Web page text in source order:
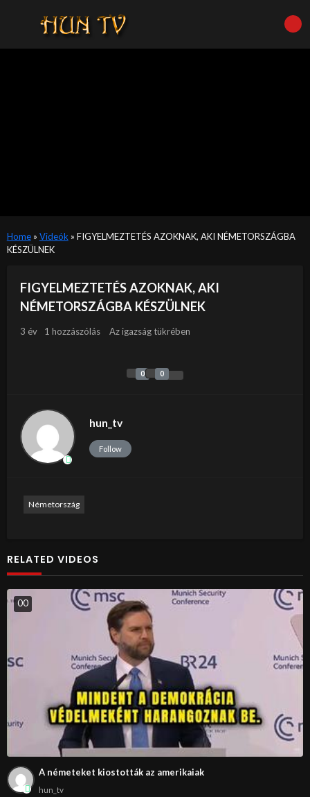
Home» Videók » FIGYELMEZTETÉS AZOKNAK, AKI NÉMETORSZÁGBA
KÉSZÜLNEK
FIGYELMEZTETÉS AZOKNAK, AKI
NÉMETORSZÁGBA KÉSZÜLNEK
3 év 1 hozzászólás Az igazság tükrében
0 0
hun_tv
Follow
Németország
RELATED VIDEOS
00
A németeket kiostották az amerikaiak
hun_tv